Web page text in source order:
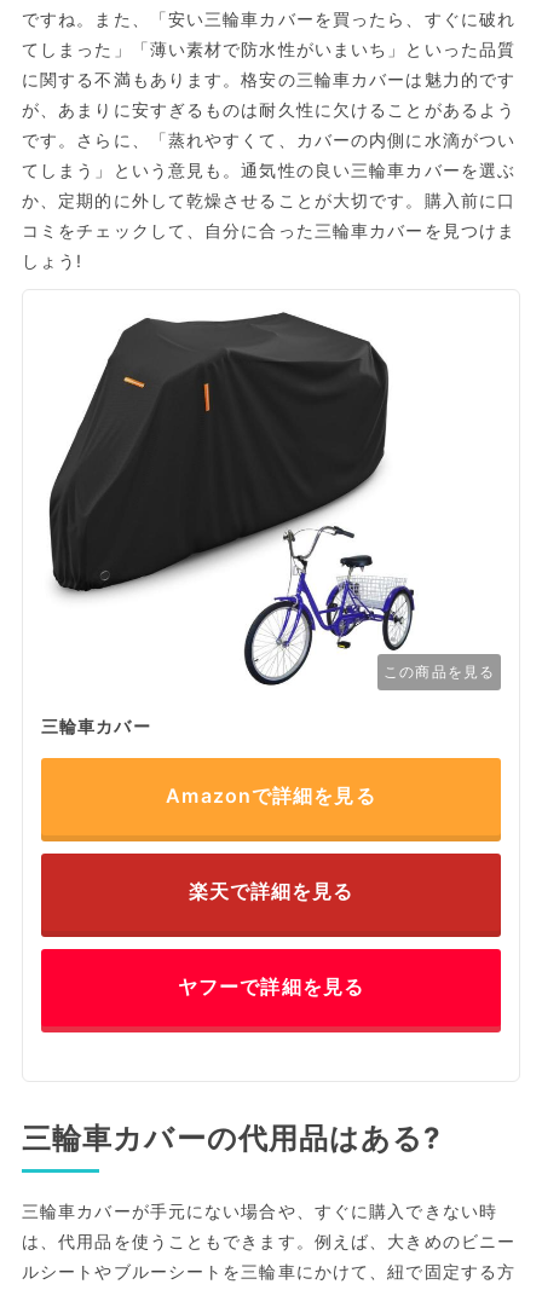
ですね。また、「安い三輪車カバーを買ったら、すぐに破れ
てしまった」「薄い素材で防水性がいまいち」といった品質
に関する不満もあります。格安の三輪車カバーは魅力的です
が、あまりに安すぎるものは耐久性に欠けることがあるよう
です。さらに、「蒸れやすくて、カバーの内側に水滴がつい
てしまう」という意見も。通気性の良い三輪車カバーを選ぶ
か、定期的に外して乾燥させることが大切です。購入前に口
コミをチェックして、自分に合った三輪車カバーを見つけま
しょう!
この商品を見る
三輪車カバー
Amazonで詳細を見る
楽天で詳細を見る
ヤフーで詳細を見る
三輪車カバーの代用品はある?
三輪車カバーが手元にない場合や、すぐに購入できない時
は、代用品を使うこともできます。例えば、大きめのビニー
ルシートやブルーシートを三輪車にかけて、紐で固定する方